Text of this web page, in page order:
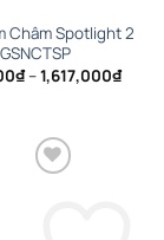
Châm Spotlight 2
₫–1,617,000₫
giá: